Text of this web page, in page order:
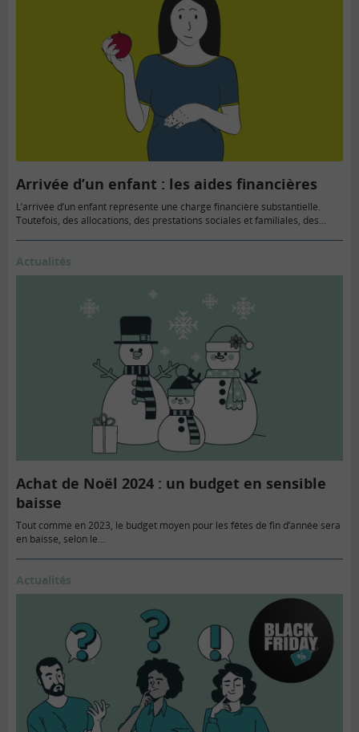
Arrivée d’un enfant : les aides financières
L’arrivée d’un enfant représente une charge financière substantielle.
Toutefois, des allocations, des prestations sociales et familiales, des
Actualités
Achat de Noël 2024 : un budget en sensible
baisse
Tout comme en 2023, le budget moyen pour les fêtes de fin d’année sera
en baisse, selon le…
Actualités